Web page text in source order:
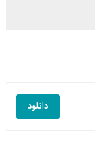
دانلود